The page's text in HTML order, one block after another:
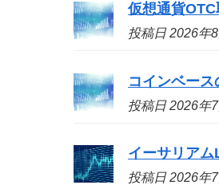
仮想通貨
投稿日 2026年
コインベー
投稿日 2026年
イーサリア
投稿日 2026年